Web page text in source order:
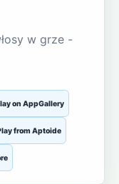
w grze -
on AppGallery
from Aptoide